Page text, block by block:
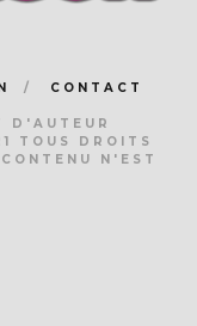
CONTACT
D'AUTEUR
TOUS DROITS
N'EST